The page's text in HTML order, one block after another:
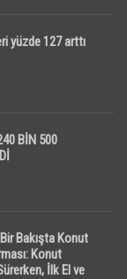
yüzde 127 arttı
BİN 500
Bakışta Konut
Konut
İlk El ve